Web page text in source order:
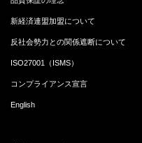
新経済連盟加盟について
反社会勢力との関係遮断について
ISO27001（ISMS）
コンプライアンス宣言
English